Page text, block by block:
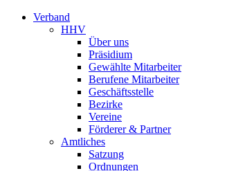
Verband
HHV
Über uns
Präsidium
Gewählte Mitarbeiter
Berufene Mitarbeiter
Geschäftsstelle
Bezirke
Vereine
Förderer & Partner
Amtliches
Satzung
Ordnungen